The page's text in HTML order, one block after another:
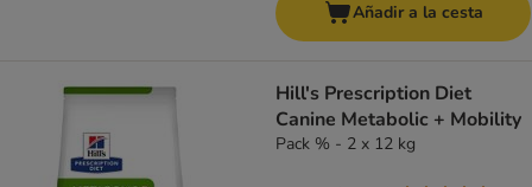
Añadir a la cesta
Hill's Prescription Diet
Canine Metabolic + Mobility
Pack % - 2 x 12 kg